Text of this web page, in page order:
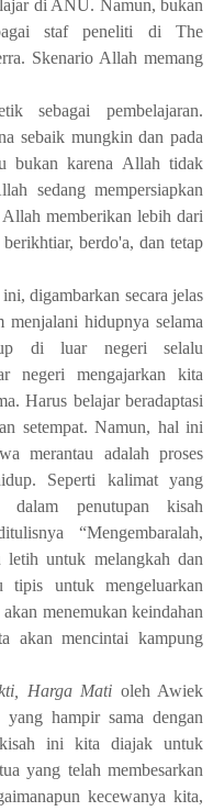
di ANU. Namun, bukan
staf peneliti di The
Skenario Allah memang
sebagai pembelajaran.
sebaik mungkin dan pada
bukan karena Allah tidak
sedang mempersiapkan
memberikan lebihdari
berikhtiar, berdo'a, dan tetap
digambarkan secara jelas
menjalani hidupnya selama
di luar negeri selalu
negeri mengajarkan kita
Harus belajar beradaptasi
setempat. Namun, hal ini
merantau adalah proses
Seperti kalimat yang
dalam penutupan kisah
“Mengembaralah,
letih untuk melangkah dan
tipis untuk mengeluarkan
menemukan keindahan
akan mencintai kampung
Harga Mati oleh Awiek
yang hampir sama dengan
ini kita diajak untuk
yang telah membesarkan
kecewanya kita,